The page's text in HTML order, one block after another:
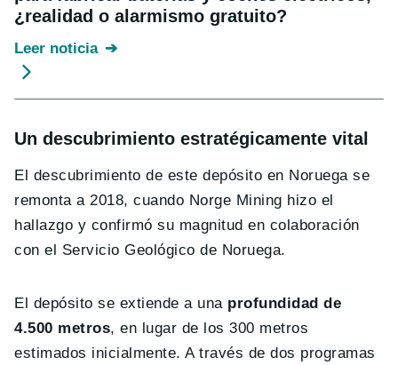
¿realidad o alarmismo gratuito?
Leer noticia
Un descubrimiento estratégicamente vital
El descubrimiento de este depósito en Noruega se
remonta a 2018, cuando Norge Mining hizo el
hallazgo y confirmó su magnitud en colaboración
con el Servicio Geológico de Noruega.
El depósito se extiende a una profundidad de
4.500 metros, en lugar de los 300 metros
estimados inicialmente. A través de dos programas